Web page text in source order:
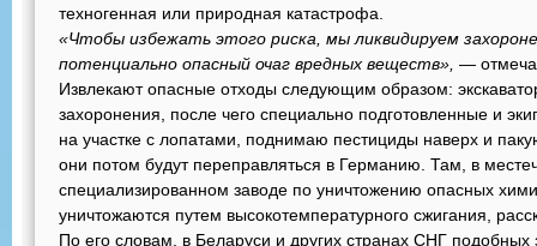
техногенная или природная катастрофа.
«Чтобы избежать этого риска, мы ликвидируем
потенциально опасный очаг вредных веществ», —
Извлекают опасные отходы следующим образом:
захоронения, после чего специально подготовленные и
на участке с лопатами, поднимаю пестициды наверх и
они потом будут переправляться в Германию. Там, в
специализированном заводе по уничтожению опасных
уничтожаются путем высокотемпературного сжигания,
По его словам, в Беларуси и других странах СНГ